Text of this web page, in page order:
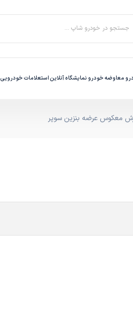
جستجو در خودرو شاپ ...
معاوضه خودرو نمایشگاه آنلایناستعلامات خودرویی
معکوس عرضه بنزین سوپر